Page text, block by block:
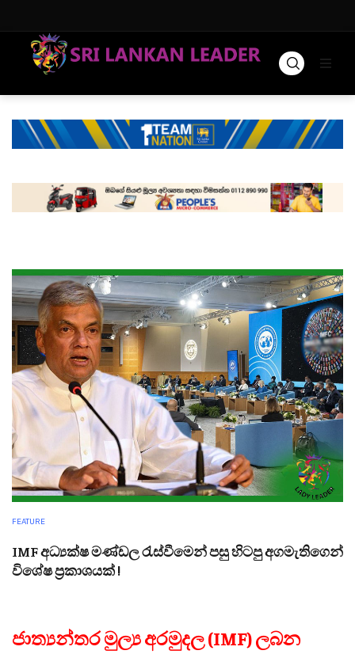
FEATURE
IMF අධ්‍යක්ෂ මණ්ඩල රැස්වීමෙන් පසු හිටපු අගමැතිගෙන්
විශේෂ ප්‍රකාශයක් !
ජාත්‍යන්තර මුල්‍ය අරමුදල (IMF) ලබන